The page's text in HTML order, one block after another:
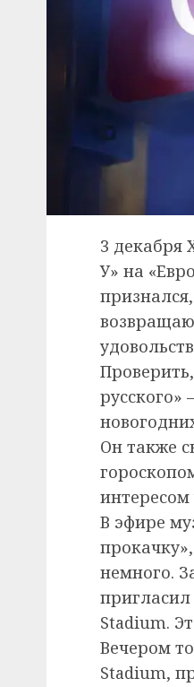
3 декабря
У» на
Он также
интересом
В эфире
немного.
пригласил
Stadium.
Вечером
Stadium,